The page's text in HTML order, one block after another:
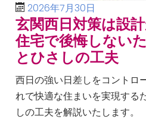
2026年7月30日
玄関西日対策は設
住宅で後悔しない
とひさしの工夫
西日の強い日差しをコントロ
れで快適な住まいを実現する
しの工夫を解説いたします。